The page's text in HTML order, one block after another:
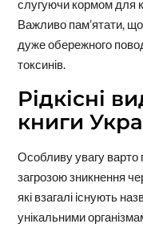
слугуючи кормом для
Важливо пам’ятати,
дуже обережного
токсинів.
Рідкісні
книги
Особливу увагу варто
загрозою зникнення
які взагалі існують
унікальними